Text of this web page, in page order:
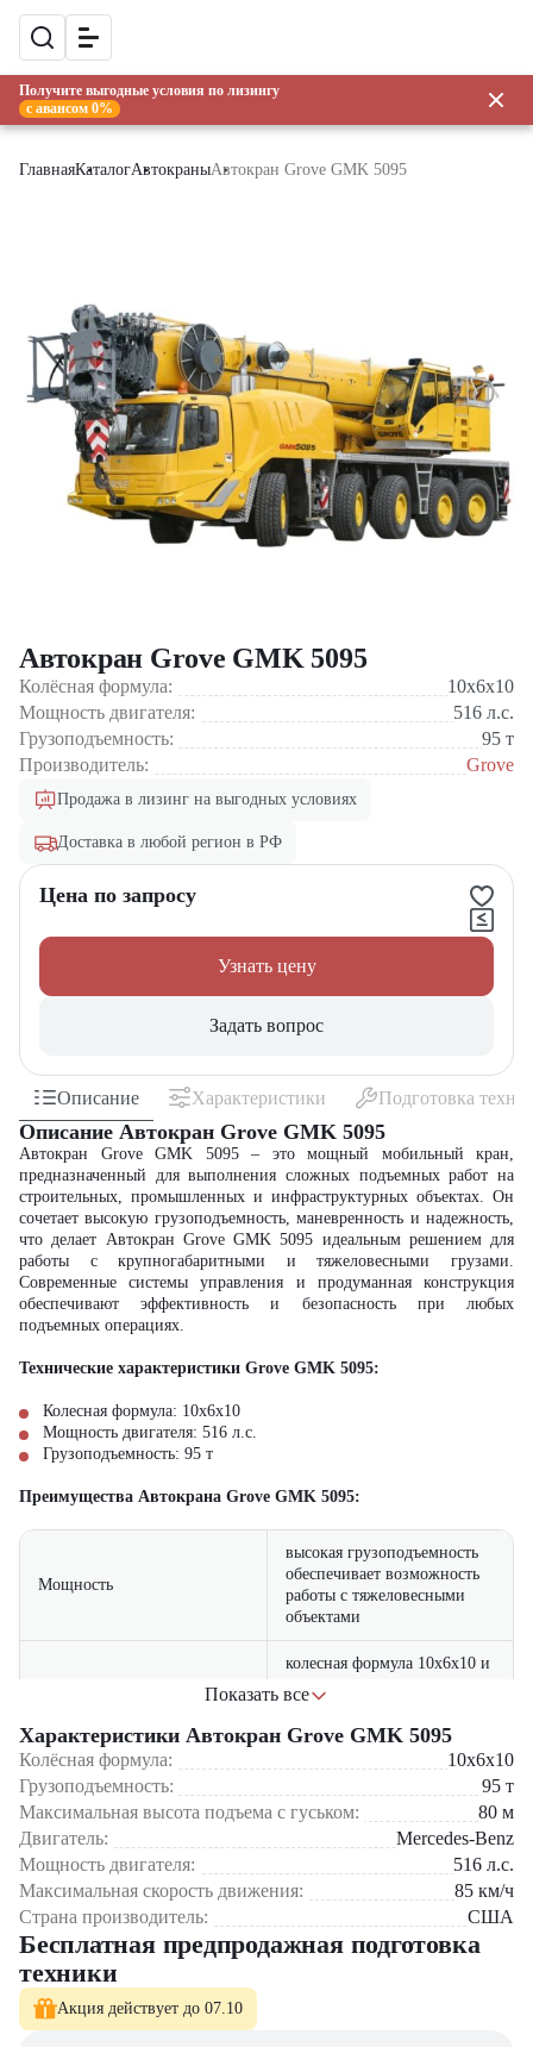
Получите выгодные условия по лизингу
с авансом 0%
ГлавнаяКаталогАвтокраныАвтокран Grove GMK 5095
Автокран Grove GMK 5095
Колёсная формула:
10x6x10
Мощность двигателя:
516 л.с.
Грузоподъемность:
95 т
Производитель:
Grove
Продажа в лизинг на выгодных условиях
Доставка в любой регион в РФ
Цена по запросу
Узнать цену
Задать вопрос
Описание Характеристики Подготовка
Описание Автокран Grove GMK 5095
Автокран Grove GMK 5095 – это мощный мобильный кран,
предназначенный для выполнения сложных подъемных работ на
строительных, промышленных и инфраструктурных объектах. Он
сочетает высокую грузоподъемность, маневренность и надежность,
что делает Автокран Grove GMK 5095 идеальным решением для
работы с крупногабаритными и тяжеловесными грузами.
Современные системы управления и продуманная конструкция
обеспечивают эффективность и безопасность при любых
подъемных операциях.
Технические характеристики Grove GMK 5095:
Колесная формула: 10x6x10
Мощность двигателя: 516 л.с.
Грузоподъемность: 95 т
Преимущества Автокрана Grove GMK 5095:
Мощность
высокая грузоподъемность
обеспечивает возможность
работы с тяжеловесными
объектами
колесная формула 10x6x10 и
обеспечивают легкое
перемещение на
строительной площадке
прочная конструкция и
высокое качество сборки
гарантируют долгий срок
Универсальность
применяется в
строительстве,
промышленности,
Показать все
Характеристики Автокран Grove GMK 5095
Колёсная формула:
10x6x10
Грузоподъемность:
95 т
Максимальная высота подъема с гуськом:
80 м
Двигатель:
Mercedes-Benz
Мощность двигателя:
516 л.с.
Максимальная скорость движения:
85 км/ч
Страна производитель:
США
Бесплатная предпродажная подготовка
техники
Акция действует до 07.10